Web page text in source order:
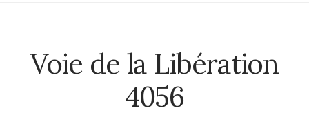
Voie de la Libération
4056